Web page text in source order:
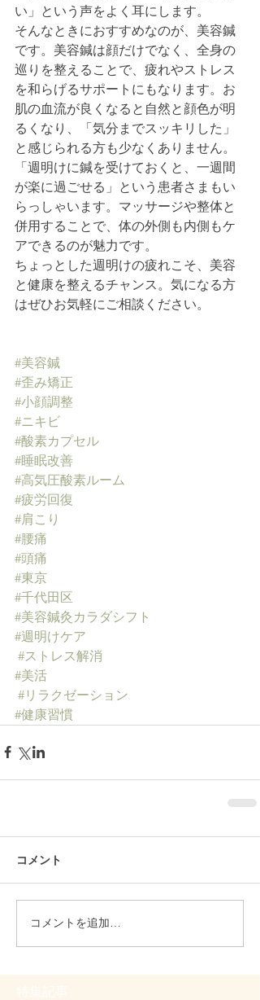
い」という声をよく耳にします。
そんなときにおすすめなのが、美容鍼
です。美容鍼は顔だけでなく、全身の
巡りを整えることで、疲れやストレス
を和らげるサポートにもなります。お
肌の血流が良くなると自然と顔色が明
るくなり、「気分までスッキリした」
と感じられる方も少なくありません。
「週明けに鍼を受けておくと、一週間
が楽に過ごせる」という患者さまもい
らっしゃいます。マッサージや整体と
併用することで、体の外側も内側もケ
アできるのが魅力です。
ちょっとした週明けの疲れこそ、美容
と健康を整えるチャンス。気になる方
はぜひお気軽にご相談ください。
#美容鍼
#歪み矯正
#小顔調整
#ニキビ
#酸素カプセル
#睡眠改善
#高気圧酸素ルーム
#疲労回復
#肩こり
#腰痛
#頭痛
#東京
#千代田区
#美容鍼灸カラダシフト
#週明けケア
#ストレス解消
#美活
#リラクゼーション
#健康習慣
コメント
コメントを追加…